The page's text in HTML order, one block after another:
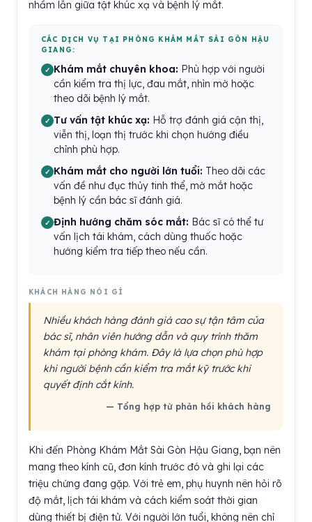
nhầm lẫn giữa tật khúc xạ và bệnh lý mắt.
CÁC DỊCH VỤ TẠI PHÒNG KHÁM MẮT SÀI GÒN HẬU
GIANG:
Khám mắt chuyên khoa: Phù hợp với người
cần kiểm tra thị lực, đau mắt, nhìn mờ hoặc
theo dõi bệnh lý mắt.
Tư vấn tật khúc xạ: Hỗ trợ đánh giá cận thị,
viễn thị, loạn thị trước khi chọn hướng điều
chỉnh phù hợp.
Khám mắt cho người lớn tuổi: Theo dõi các
vấn đề như đục thủy tinh thể, mờ mắt hoặc
bệnh lý cần bác sĩ đánh giá.
Định hướng chăm sóc mắt: Bác sĩ có thể tư
vấn lịch tái khám, cách dùng thuốc hoặc
hướng kiểm tra tiếp theo nếu cần.
KHÁCH HÀNG NÓI GÌ
Nhiều khách hàng đánh giá cao sự tận tâm của
bác sĩ, nhân viên hướng dẫn và quy trình thăm
khám tại phòng khám. Đây là lựa chọn phù hợp
khi người bệnh cần kiểm tra mắt kỹ trước khi
quyết định cắt kính.
— Tổng hợp từ phản hồi khách hàng
Khi đến Phòng Khám Mắt Sài Gòn Hậu Giang, bạn nên
mang theo kính cũ, đơn kính trước đó và ghi lại các
triệu chứng đang gặp. Với trẻ em, phụ huynh nên hỏi rõ
độ mắt, lịch tái khám và cách kiểm soát thời gian
dùng thiết bị điện tử. Với người lớn tuổi, không nên chỉ